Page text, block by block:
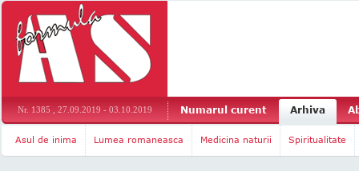
Nr. 1385 , 27.09.2019 - 03.10.2019 Numarul curent Arhiva
Asul de inima Lumea romaneasca Medicina naturii Spiritualitate